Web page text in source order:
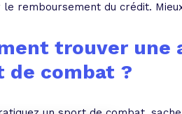
le remboursement du crédit.
trouver une
de combat ?